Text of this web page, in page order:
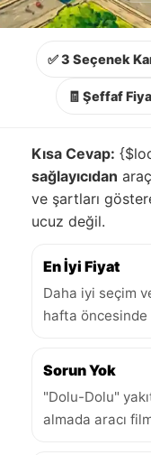
✅ 3 Seçenek
🧾 Şeffaf
Kısa Cevap:
sağlayıcıdan
ve şartları
ucuz değil.
En İyi Fiyat
Daha iyi seçim
hafta
Sorun Yok
"Dolu-Dolu"
almada aracı